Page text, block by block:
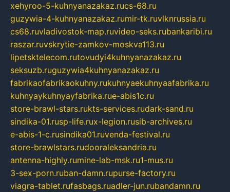
xehyroo-5-kuhnyanazakaz.rucs-68.ru
guzywia-4-kuhnyanazakaz.rumir-tk.ruvlknrussia.ru
cs68.ruvladivostok-map.ruvideo-seks.rubankaribi.ru
raszar.ruvskrytie-zamkov-moskva113.ru
lipetsktelecom.rutovudyi4kuhnyanazakaz.ru
seksuzb.ruguzywia4kuhnyanazakaz.ru
fabrikaofabrikaokuhny.rukuhnyaekuhnyaafabrika.ru
kuhnyaykuhnyayfabrika.rue-abis1c.ru
store-brawl-stars.rukts-services.rudark-sand.ru
sindika-01.rusp-life.rux-legion.rusib-archives.ru
e-abis-1-c.rusindika01.ruvenda-festival.ru
store-brawlstars.rudooraleksandria.ru
antenna-highly.rumine-lab-msk.ru1-mus.ru
3-sex-porn.ruban-damn.rupurse-factory.ru
viagra-tablet.rufasbags.ruadler-jun.rubandamn.ru